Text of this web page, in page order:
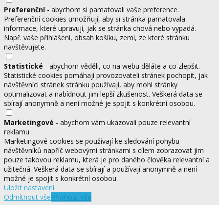
Preferenční- abychom si pamatovali vaše preference.
Preferenční cookies umožňují, aby si stránka pamatovala
informace, které upravují, jak se stránka chová nebo vypadá.
Např. vaše přihlášení, obsah košíku, zemi, ze které stránku
navštěvujete.
Statistické - abychom věděli, co na webu děláte a co zlepšit.
Statistické cookies pomáhají provozovateli stránek pochopit, jak
návštěvníci stránek stránku používají, aby mohl stránky
optimalizovat a nabídnout jim lepší zkušenost. Veškerá data se
sbírají anonymně a není možné je spojit s konkrétní osobou.
Marketingové - abychom vám ukazovali pouze relevantní
reklamu.
Marketingové cookies se používají ke sledování pohybu
návštěvníků napříč webovými stránkami s cílem zobrazovat jim
pouze takovou reklamu, která je pro daného člověka relevantní a
užitečná. Veškerá data se sbírají a používají anonymně a není
možné je spojit s konkrétní osobou.
Uložit nastavení
Odmítnout všePřijmout vše